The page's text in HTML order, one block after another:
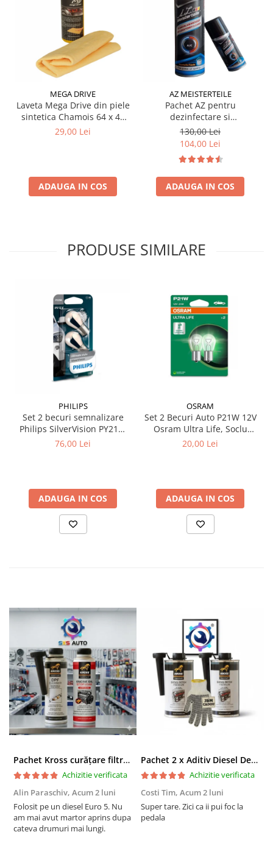
MEGA DRIVE
Laveta Mega Drive din piele
sintetica Chamois 64 x 43
cm
29,00 Lei
ADAUGA IN COS
AZ MEISTERTEILE
Pachet AZ pentru
dezinfectare si
improspatare instalatie
auto AC
130,00 Lei
104,00 Lei
ADAUGA IN COS
PRODUSE SIMILARE
PHILIPS
Set 2 becuri semnalizare
Philips SilverVision PY21W
BAU15s 12V 21W
76,00 Lei
ADAUGA IN COS
OSRAM
Set 2 Becuri Auto P21W 12V
Osram Ultra Life, Soclu
BA15s, Durata de Viata
20,00 Lei
ADAUGA IN COS
Pachet Kross curățare filtru particule DPF și etanșare ulei 250 ml + 250 ml
Achizitie verificata
Alin Paraschiv, Acum 2 luni
Folosit pe un diesel Euro 5. Nu
am mai avut martor aprins dupa
cateva drumuri mai lungi.
Pachet 2 x Aditiv Diesel Detox Premium Kross - Curățare Completă, +5 Puncte Cetanic & Protecție DPF/EGR
Achizitie verificata
Costi Tim, Acum 2 luni
Super tare. Zici ca ii pui foc la
pedala